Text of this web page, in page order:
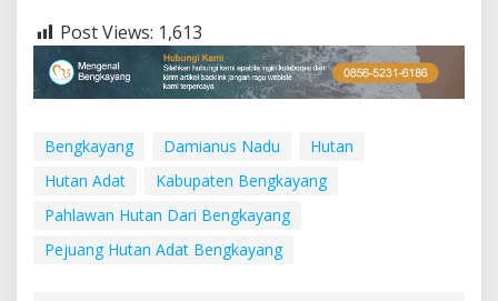
Post Views: 1,613
Bengkayang Damianus Nadu
Hutan
Hutan Adat
Kabupaten Bengkayang
Pahlawan Hutan Dari Bengkayang
Pejuang Hutan Adat Bengkayang